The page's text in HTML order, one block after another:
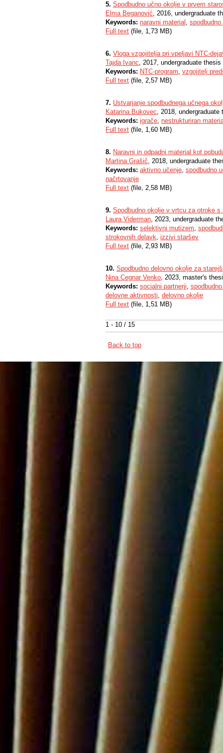
1 - 10 / 15
5. Spodbudno učno okolje v prvem
Elma Beganović, 2016, undergraduate
Keywords: naravni material ,
Full text (file, 1,73 MB)
6. Vloga vzgojitelja pri vpeljavi NTC-
Tajda Ivanc, 2017, undergraduate thesis
Keywords: NTC-program, vzgojitelj
Full text (file, 2,57 MB)
7. Ustvarjanje spodbudnega učnega
Katarina Bukovec, 2018, undergraduate
Keywords: igrače, nestrukturiran
Full text (file, 1,60 MB)
8. Naravni in odpadni material kot
Martina Grašič, 2018, undergraduate
Keywords: aktivno učenje, spodbudno
načrtovanje
Full text (file, 2,58 MB)
9. Spodbudno okolje v vrtcu za otroke
Laura Viderman, 2023, undergraduate
Keywords: selektivni mutizem,
strokovnih delavk, izzivi staršev
Full text (file, 2,93 MB)
10. Spodbudno delovno okolje za
Nina Cegnar Venko, 2023, master's
Keywords: socialni partnerji,
delovne aktivnosti, delovno okolje
Full text (file, 1,51 MB)
Back to top